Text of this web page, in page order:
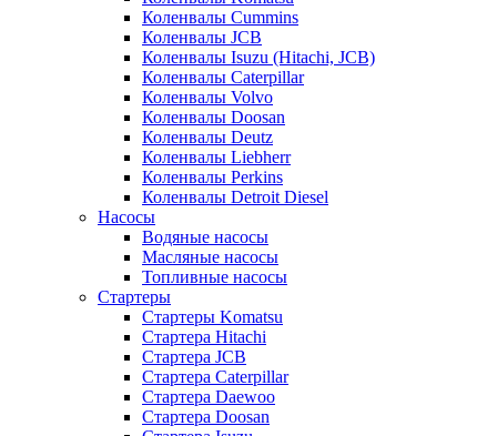
Коленвалы Cummins
Коленвалы JCB
Коленвалы Isuzu (Hitachi, JCB)
Коленвалы Caterpillar
Коленвалы Volvo
Коленвалы Doosan
Коленвалы Deutz
Коленвалы Liebherr
Коленвалы Perkins
Коленвалы Detroit Diesel
Насосы
Водяные насосы
Масляные насосы
Топливные насосы
Стартеры
Стартеры Komatsu
Стартера Hitachi
Стартера JCB
Стартера Caterpillar
Стартера Daewoo
Стартера Doosan